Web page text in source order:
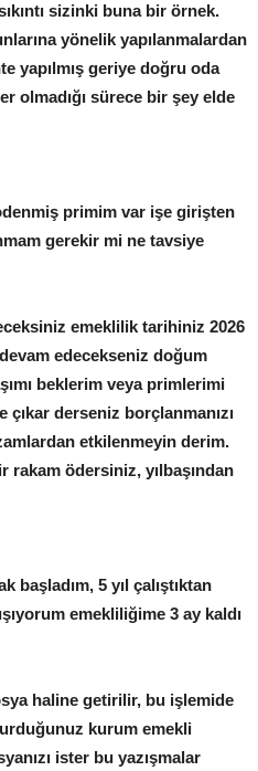
sizinki buna bir örnek.
yönelik yapılanmalardan
yapılmış geriye doğru oda
olmadığı sürece bir şey elde
primim var işe girişten
gerekir mi ne tavsiye
emeklilik tarihiniz 2026
edecekseniz doğum
beklerim veya primlerimi
derseniz borçlanmanızı
etkilenmeyin derim.
rakam ödersiniz, yılbaşından
başladım, 5 yıl çalıştıktan
emekliliğime 3 ay kaldı
haline getirilir, bu işlemide
kurum emekli
ister bu yazışmalar